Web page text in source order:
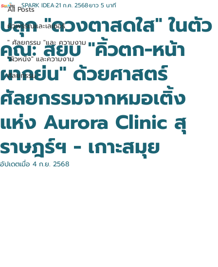
All Posts
ผิวพรรณและเลเซอร์
" ศัลยกรรม "และ ความงาม
"ผิวหนัง" และความงาม
ศัลยกรรม
ปลุก "ดวงตาสดใส" ในตัว
คุณ: สยบ "คิ้วตก-หน้า
ผากย่น" ด้วยศาสตร์
ศัลยกรรมจากหมอเติ้ง
แห่ง Aurora Clinic สุ
ราษฎร์ฯ - เกาะสมุย
SPARK IDEA21 ก.ค. 2568ยาว 5 นาที
อัปเดตเมื่อ 4 ก.ย. 2568